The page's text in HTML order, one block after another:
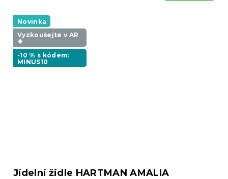
Novinka
Vyzkoušejte v AR
❖
-10 % s kódem:
MINUS10
Jídelní židle HARTMAN AMALIA